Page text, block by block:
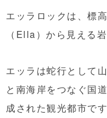
エッラロックは、標
（Ella）から見える岩
エッラは蛇行として
と南海岸をつなぐ国
成された観光都市です